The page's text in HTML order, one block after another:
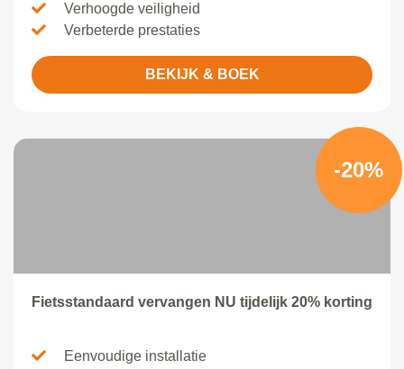
Verhoogde veiligheid
Verbeterde prestaties
BEKIJK & BOEK
-20%
Fietsstandaard vervangen NU tijdelijk 20% korting
Eenvoudige installatie